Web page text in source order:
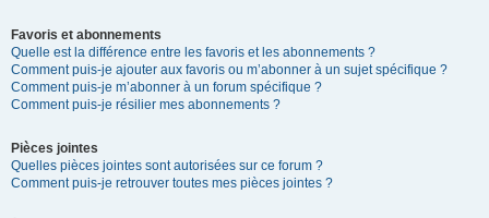
Favoris et abonnements
Quelle est la différence entre les favoris et les abonnements ?
Comment puis-je ajouter aux favoris ou m’abonner à un sujet spécifique ?
Comment puis-je m’abonner à un forum spécifique ?
Comment puis-je résilier mes abonnements ?
Pièces jointes
Quelles pièces jointes sont autorisées sur ce forum ?
Comment puis-je retrouver toutes mes pièces jointes ?